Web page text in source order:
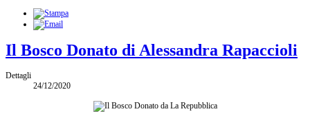
Il Bosco Donato di Alessandra Rapaccioli
Dettagli
24/12/2020